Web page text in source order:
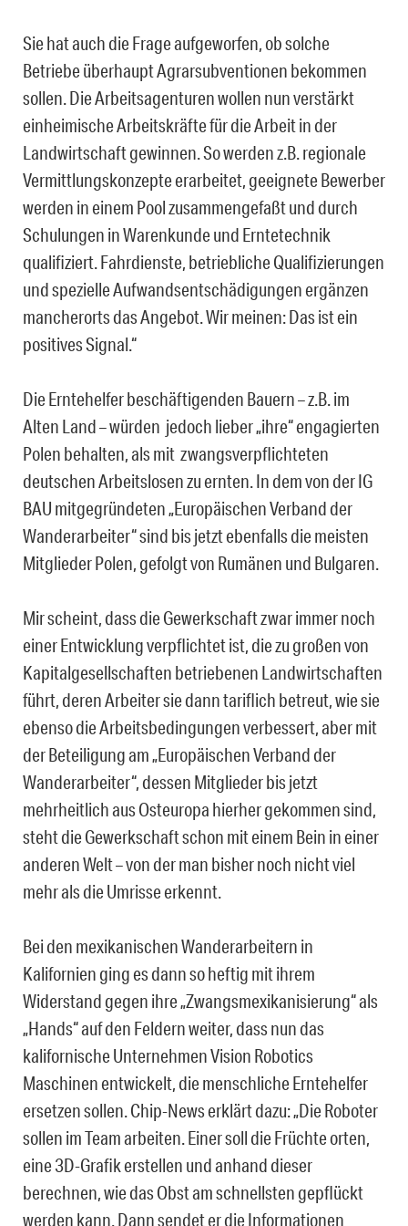
Sie hat auch die Frage aufgeworfen, ob solche
Betriebe überhaupt Agrarsubventionen bekommen
sollen. Die Arbeitsagenturen wollen nun verstärkt
einheimische Arbeitskräfte für die Arbeit in der
Landwirtschaft gewinnen. So werden z.B. regionale
Vermittlungskonzepte erarbeitet, geeignete Bewerber
werden in einem Pool zusammengefaßt und durch
Schulungen in Warenkunde und Erntetechnik
qualifiziert. Fahrdienste, betriebliche Qualifizierungen
und spezielle Aufwandsentschädigungen ergänzen
mancherorts das Angebot. Wir meinen: Das ist ein
positives Signal.“
Die Erntehelfer beschäftigenden Bauern – z.B. im
Alten Land – würden jedoch lieber „ihre“ engagierten
Polen behalten, als mit zwangsverpflichteten
deutschen Arbeitslosen zu ernten. In dem von der IG
BAU mitgegründeten „Europäischen Verband der
Wanderarbeiter“ sind bis jetzt ebenfalls die meisten
Mitglieder Polen, gefolgt von Rumänen und Bulgaren.
Mir scheint, dass die Gewerkschaft zwar immer noch
einer Entwicklung verpflichtet ist, die zu großen von
Kapitalgesellschaften betriebenen Landwirtschaften
führt, deren Arbeiter sie dann tariflich betreut, wie sie
ebenso die Arbeitsbedingungen verbessert, aber mit
der Beteiligung am „Europäischen Verband der
Wanderarbeiter“, dessen Mitglieder bis jetzt
mehrheitlich aus Osteuropa hierher gekommen sind,
steht die Gewerkschaft schon mit einem Bein in einer
anderen Welt – von der man bisher noch nicht viel
mehr als die Umrisse erkennt.
Bei den mexikanischen Wanderarbeitern in
Kalifornien ging es dann so heftig mit ihrem
Widerstand gegen ihre „Zwangsmexikanisierung“ als
„Hands“ auf den Feldern weiter, dass nun das
kalifornische Unternehmen Vision Robotics
Maschinen entwickelt, die menschliche Erntehelfer
ersetzen sollen. Chip-News erklärt dazu: „Die Roboter
sollen im Team arbeiten. Einer soll die Früchte orten,
eine 3D-Grafik erstellen und anhand dieser
berechnen, wie das Obst am schnellsten gepflückt
werden kann. Dann sendet er die Informationen